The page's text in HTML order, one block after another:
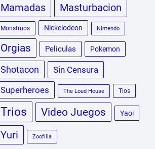
Mamadas Masturbacion
Monstruos Nickelodeon Nintendo
Orgias Peliculas Pokemon
Shotacon
Sin Censura
Superheroes
The Loud House Tios
Trios Video Juegos Yaoi
Yuri Zoofilia